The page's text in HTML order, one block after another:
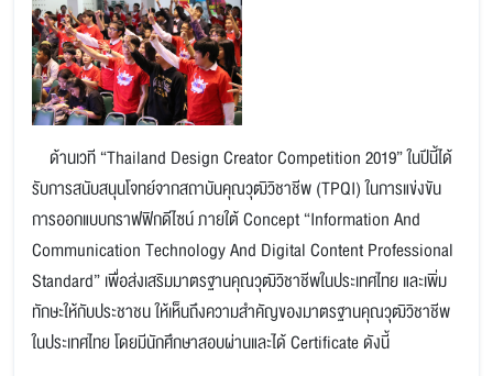
ด้านเวที “Thailand Design Creator Competition 2019” ในปีนี้ได้
รับการสนับสนุนโจทย์จากสถาบันคุณวุฒิวิชาชีพ (TPQI) ในการแข่งขัน
การออกแบบกราฟฟิกดีไซน์ ภายใต้ Concept “Information And
Communication Technology And Digital Content Professional
Standard” เพื่อส่งเสริมมาตรฐานคุณวุฒิวิชาชีพในประเทศไทย และเพิ่ม
ทักษะให้กับประชาชน ให้เห็นถึงความสำคัญของมาตรฐานคุณวุฒิวิชาชีพ
ในประเทศไทย โดยมีนักศึกษาสอบผ่านและได้ Certificate ดังนี้